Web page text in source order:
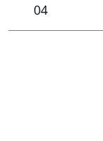
04